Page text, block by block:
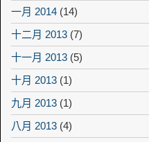
一月 2014 (14)
十二月 2013 (7)
十一月 2013 (5)
十月 2013 (1)
九月 2013 (1)
八月 2013 (4)